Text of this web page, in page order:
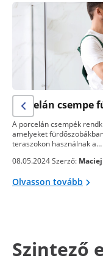
Porcelán
A porcelán csempék
amelyeket
teraszokon használnak a…
08.05.2024 Szerző:
Olvasson tovább
Szintező